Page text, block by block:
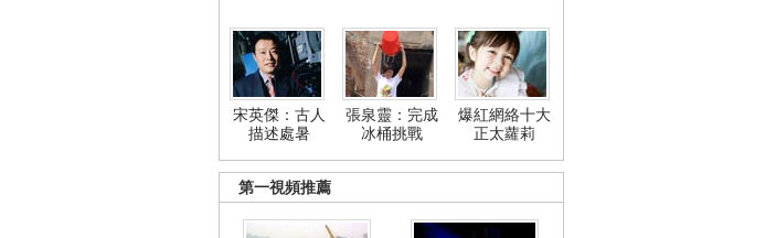
宋英傑：古人
描述處暑
張泉靈：完成
冰桶挑戰
爆紅網絡十大
正太蘿莉
第一視頻推薦